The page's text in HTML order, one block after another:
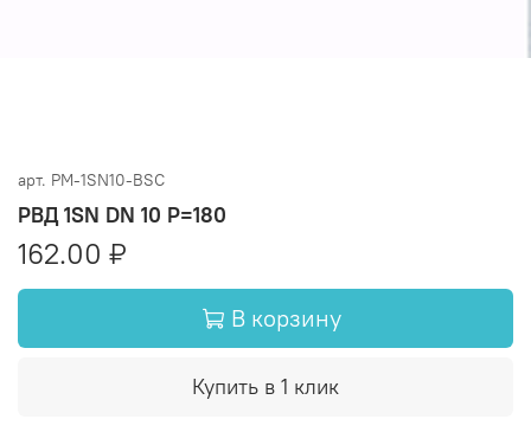
арт. PM-1SN10-BSC
РВД 1SN DN 10 P=180
162.00 ₽
В корзину
Купить в 1 клик